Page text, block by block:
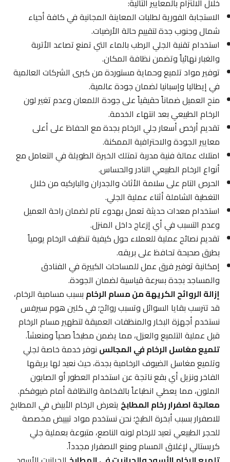
خلال الالتزام بالمعايير التالية:
الاستجابة الفورية لطلبات المعاينة المجانية في كافة أحياء
شمال وجنوب جدة لتقييم حالة الأرضيات.
استخدام تقنية الجلي الرطب بالماء التي تمنع تصاعد الأتربة
والغبار نهائياً وتضمن نظافة المكان.
توفير مواد تلميع وحماية مستوردة من كبرى الشركات العالمية
في إيطاليا وإسبانيا لضمان جودة عالمية.
منح العميل ضماناً حقيقياً على جودة اللمعان وعدم تغير لون
الرخام الطبيعي بعد انتهاء الخدمة.
تقديم أرخص أسعار جلي الرخام بجدة مع الحفاظ على أعلى
معايير الجودة والاحترافية الممكنة.
امتلاك عمالة فنية مدربة تمتلك الخبرة الطويلة في التعامل مع
أنواع الرخام الطبيعي النادر والحساس.
الحرص التام على سلامة الأثاث والجدران والباركيه من خلال
التغطية الشاملة أثناء عملية الجلي.
استخدام معدات حديثة تعمل بهدوء تام لضمان راحة العميل
وعدم التسبب في أي إزعاج داخل المنزل.
تقديم نصائح عملية للعملاء حول كيفية تنظيف الرخام يومياً
بطرق صحيحة تحافظ على بريقه.
إمكانية توفير فرق عمل للمساحات الكبيرة في الفنادق
والمساجد بجدة بسرعة قياسية لضمان الجودة.
إزالة الروائح الكريهة من مسام الرخامبسبب مسامية الرخام،
قد تترسب بقايا السوائل وتسبب روائح؛ في كلين هوم سيرفس
نستخدم أجهزة البخار والمنظفات العميقة لتطهير مسام الرخام
قبل عملية التلميع والعزل، مما يضمن مطبخاً صحياً ومنعشاً.
تلميع مغاسل الرخام في المجالسنوفر خدمة خاصة لجلي
وتلميع مغاسل الضيوف الرخامية بجدة، حيث نعيد لها بريقها
الفاخر ونزيل أي بقع ناتجة عن استخدام العطور أو الصابون
الملون، مما يعطي انطباعاً بالفخامة والنظافة أمام ضيوفكم.
معالجة اصفرار رخام المطابخيتعرض الرخام الأبيض في المطابخ
للاصفرار بسبب أبخرة الطبخ؛ نحن نستخدم مواد تبييض مخصصة
للحجر الطبيعي تعيد للرخام لونه الناصع، متبوعة بعملية جلي
كريستالي لإغلاق المسام ومنع الاصفرار مجدداً.